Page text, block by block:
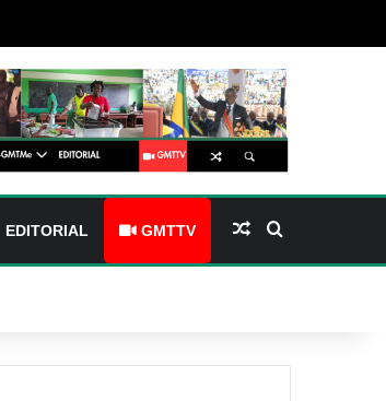
EDITORIAL GMTTV Article Aléatoire